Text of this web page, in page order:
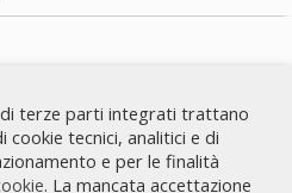
terze parti integrati trattano
cookie tecnici, analitici e di
e per le finalità
. La mancata accettazione